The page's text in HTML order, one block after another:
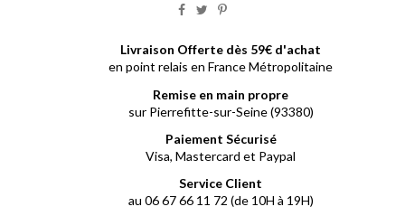
Livraison Offerte dès 59€ d'achat
en point relais en France Métropolitaine
Remise en main propre
sur Pierrefitte-sur-Seine (93380)
Paiement Sécurisé
Visa, Mastercard et Paypal
Service Client
au 06 67 66 11 72 (de 10H à 19H)